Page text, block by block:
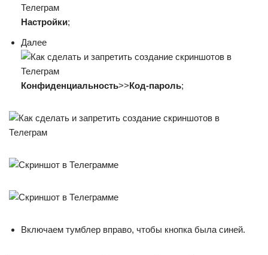
Настройки;
Далее
Конфиденциальность>>Код-пароль;
Включаем тумблер вправо, чтобы кнопка была синей.